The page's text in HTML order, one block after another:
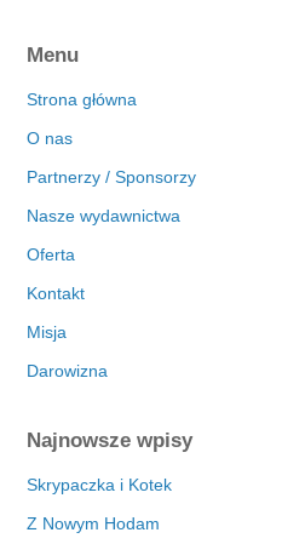
Menu
Strona główna
O nas
Partnerzy / Sponsorzy
Nasze wydawnictwa
Oferta
Kontakt
Misja
Darowizna
Najnowsze wpisy
Skrypaczka i Kotek
Z Nowym Hodam